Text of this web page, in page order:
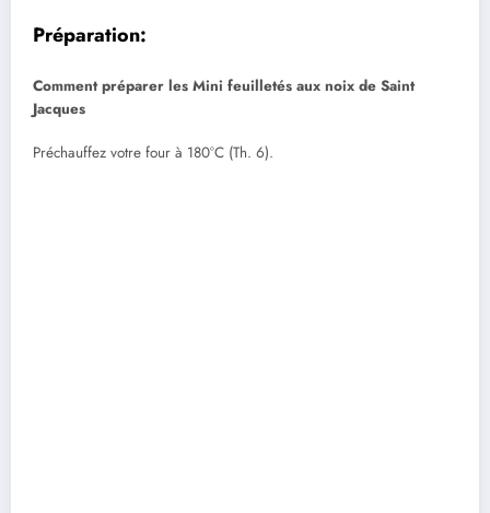
Préparation:
Comment préparer les Mini feuilletés aux noix de Saint
Jacques
Préchauffez votre four à 180°C (Th. 6).